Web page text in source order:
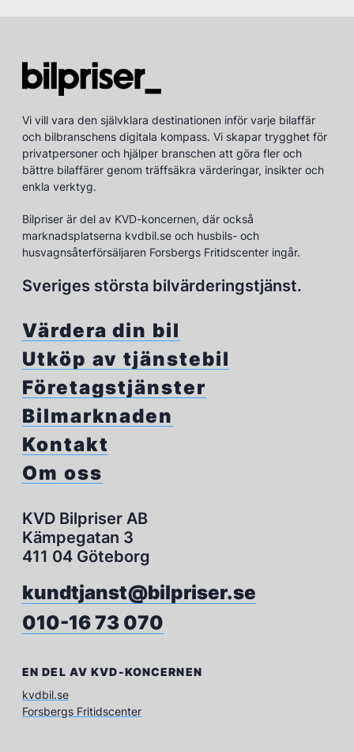
Vi vill vara den självklara destinationen inför varje bilaffär
och bilbranschens digitala kompass. Vi skapar trygghet för
privatpersoner och hjälper branschen att göra fler och
bättre bilaffärer genom träffsäkra värderingar, insikter och
enkla verktyg.
Bilpriser är del av KVD-koncernen, där också
marknadsplatserna kvdbil.se och husbils- och
husvagnsåterförsäljaren Forsbergs Fritidscenter ingår.
Sveriges största bilvärderingstjänst.
Värdera din bil
Utköp av tjänstebil
Företagstjänster
Bilmarknaden
Kontakt
Om oss
KVD Bilpriser AB
Kämpegatan 3
411 04 Göteborg
kundtjanst@bilpriser.se
010-16 73 070
EN DEL AV KVD-KONCERNEN
kvdbil.se
Forsbergs Fritidscenter